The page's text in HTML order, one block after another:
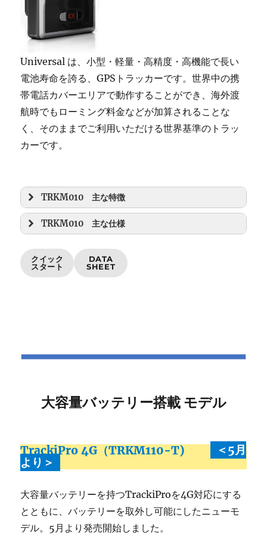
Universal は、小型・軽量・高精度・高機能で長い
電池寿命を誇る、GPSトラッカーです。世界中の携
帯電話カバーエリアで動作することができ、海外渡
航時でもローミング料金などが加算されることな
く、そのままでご利用いただける世界基準のトラッ
カーです。
TRKM010 主な特徴
TRKM010 主な仕様
クイック
スタート
DATA
SHEET
大容量バッテリー搭載 モデル
TrackiPro 4G（TRKM110-T)
＜5月
より＞
大容量バッテリーを持つTrackiProを4G対応にする
とともに、バッテリーを取外し可能にしたニューモ
デル。5月より発売開始しました。